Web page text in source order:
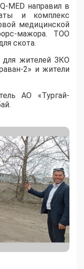
MED направил в
и комплекс
медицинской
мажора. ТОО
скота.
для жителей ЗКО
2» и жители
АО «Тургай-